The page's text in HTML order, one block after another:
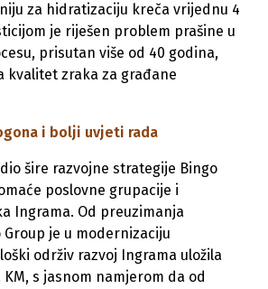
za hidratizaciju kreča vrijednu 4
je riješen problem prašine u
prisutan više od 40 godina,
kvalitet zraka za građane
i bolji uvjeti rada
šire razvojne strategije Bingo
poslovne grupacije i
Ingrama. Od preuzimanja
je u modernizaciju
održiv razvoj Ingrama uložila
KM, s jasnom namjerom da od